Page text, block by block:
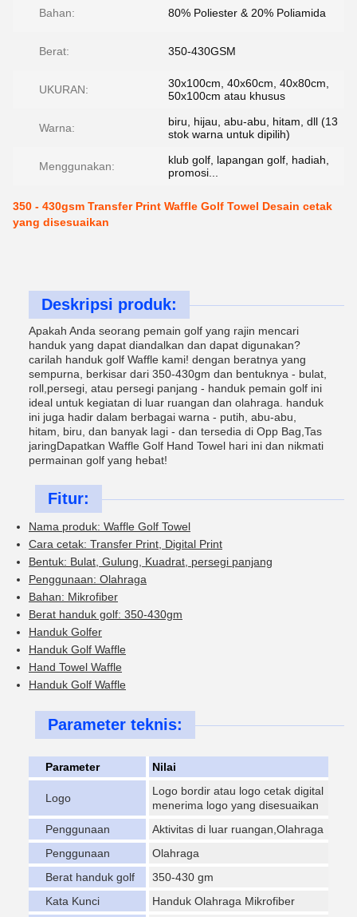
Bahan: 80% Poliester & 20% Poliamida
Berat: 350-430GSM
UKURAN:
30x100cm, 40x60cm, 40x80cm,
50x100cm atau khusus
Warna:
biru, hijau, abu-abu, hitam, dll (13
stok warna untuk dipilih)
Menggunakan:
klub golf, lapangan golf, hadiah,
promosi...
350 - 430gsm Transfer Print Waffle Golf Towel Desain cetak
yang disesuaikan
Deskripsi produk:
Apakah Anda seorang pemain golf yang rajin mencari
handuk yang dapat diandalkan dan dapat digunakan?
carilah handuk golf Waffle kami! dengan beratnya yang
sempurna, berkisar dari 350-430gm dan bentuknya - bulat,
roll,persegi, atau persegi panjang - handuk pemain golf ini
ideal untuk kegiatan di luar ruangan dan olahraga. handuk
ini juga hadir dalam berbagai warna - putih, abu-abu,
hitam, biru, dan banyak lagi - dan tersedia di Opp Bag,Tas
jaringDapatkan Waffle Golf Hand Towel hari ini dan nikmati
permainan golf yang hebat!
Fitur:
Nama produk: Waffle Golf Towel
Cara cetak: Transfer Print, Digital Print
Bentuk: Bulat, Gulung, Kuadrat, persegi panjang
Penggunaan: Olahraga
Bahan: Mikrofiber
Berat handuk golf: 350-430gm
Handuk Golfer
Handuk Golf Waffle
Hand Towel Waffle
Handuk Golf Waffle
Parameter teknis:
Parameter Nilai
Logo
Logo bordir atau logo cetak digital
menerima logo yang disesuaikan
Penggunaan
Aktivitas di luar ruangan,Olahraga
Penggunaan
Olahraga
Berat handuk golf
350-430 gm
Kata Kunci
Handuk Olahraga Mikrofiber